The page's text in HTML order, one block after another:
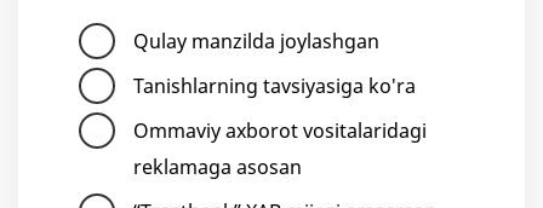
Qulay manzilda joylashgan
Tanishlarning tavsiyasiga ko'ra
Ommaviy axborot vositalaridagi
reklamaga asosan